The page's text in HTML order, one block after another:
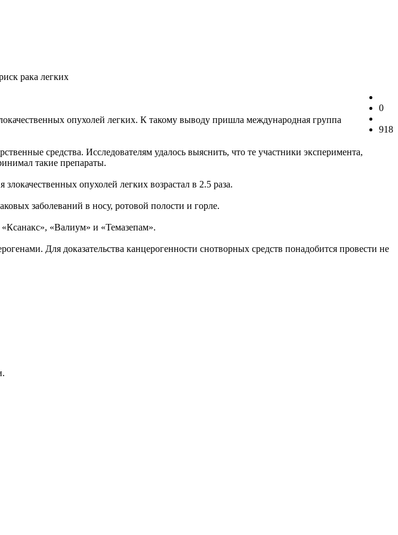
рака легких
0
918
опухолей легких. К такому выводу пришла международная группа
средства. Исследователям удалось выяснить, что те участники эксперимента,
такие препараты.
опухолей легких возрастал в 2.5 раза.
заболеваний в носу, ротовой полости и горле.
«Валиум» и «Темазепам».
Для доказательства канцерогенности снотворных средств понадобится провести не